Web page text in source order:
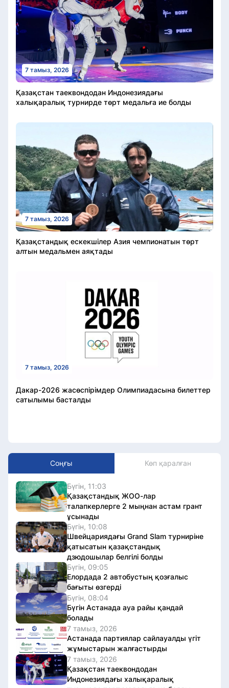
7 тамыз, 2026
Қазақстан таеквондодан Индонезиядағы
халықаралық турнирде төрт медальға ие болды
7 тамыз, 2026
Қазақстандық ескекшілер Азия чемпионатын төрт
алтын медальмен аяқтады
7 тамыз, 2026
Дакар-2026 жасөспірімдер Олимпиадасына билеттер
сатылымы басталды
Соңғы Көп қаралған
Бүгін, 11:03
Қазақстандық ЖОО-лар
талапкерлерге 2 мыңнан астам грант
ұсынады
Бүгін, 10:08
Швейцариядағы Grand Slam турниріне
қатысатын қазақстандық
дзюдошылар белгілі болды
Бүгін, 09:05
Елордада 2 автобустың қозғалыс
бағыты өзгерді
Бүгін, 08:04
Бүгін Астанада ауа райы қандай
болады
7 тамыз, 2026
Астанада партиялар сайлауалды үгіт
жұмыстарын жалғастырды
7 тамыз, 2026
Қазақстан таеквондодан
Индонезиядағы халықаралық